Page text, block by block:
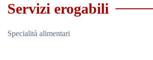
Servizi erogabili
Specialità alimentari